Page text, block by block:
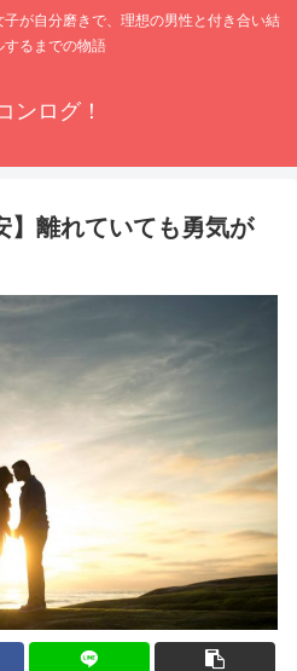
が自分磨きで、理想の男性と付き合い結
するまでの物語
ンログ！
】離れていても勇気が